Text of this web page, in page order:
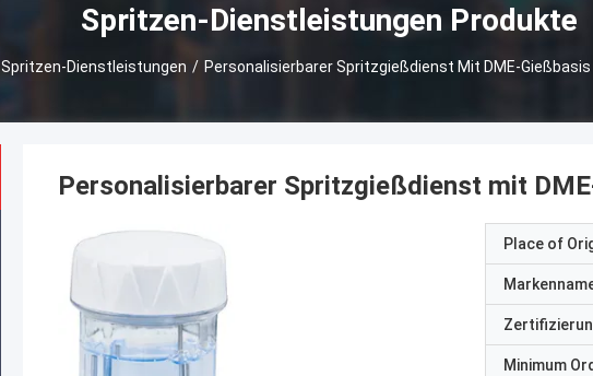
Spritzen-Dienstleistungen Produkte
Spritzen-Dienstleistungen / Personalisierbarer Spritzgießdienst Mit DME-Gießbasis
Personalisierbarer Spritzgießdienst mit
Place of
Minimum